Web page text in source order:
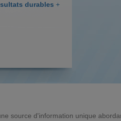
durables +
source d'information unique